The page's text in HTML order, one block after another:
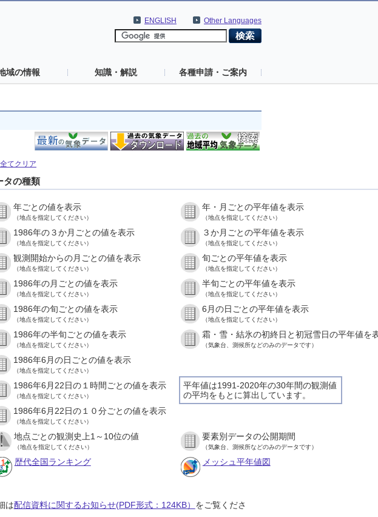
Other Languages
ENGLISH
域の情報 知識・解説 各種申請・ご案内
てクリア
タの種類
年ごとの値を表示
（地点を指定してください）
年・月ごとの平年値を表示
（地点を指定してください）
1986年の３か月ごとの値を表示
（地点を指定してください）
３か月ごとの平年値を表示
（地点を指定してください）
観測開始からの月ごとの値を表示
（地点を指定してください）
旬ごとの平年値を表示
（地点を指定してください）
1986年の月ごとの値を表示
（地点を指定してください）
半旬ごとの平年値を表示
（地点を指定してください）
1986年の旬ごとの値を表示
（地点を指定してください）
6月の日ごとの平年値を表示
（地点を指定してください）
1986年の半旬ごとの値を表示
（地点を指定してください）
霜・雪・結氷の初終日と初冠雪日の平年値を
（気象台、測候所などのみのデータです）
1986年6月の日ごとの値を表示
（地点を指定してください）
平年値は1991-2020年の30年間の観測値
の平均をもとに算出しています。
1986年6月22日の１時間ごとの値を表示
（地点を指定してください）
1986年6月22日の１０分ごとの値を表示
（地点を指定してください）
地点ごとの観測史上1～10位の値
（地点を指定してください）
要素別データの公開期間
（気象台、測候所などのみのデータです）
歴代全国ランキング メッシュ平年値図
は配信資料に関するお知らせ(PDF形式：124KB） をご覧くださ